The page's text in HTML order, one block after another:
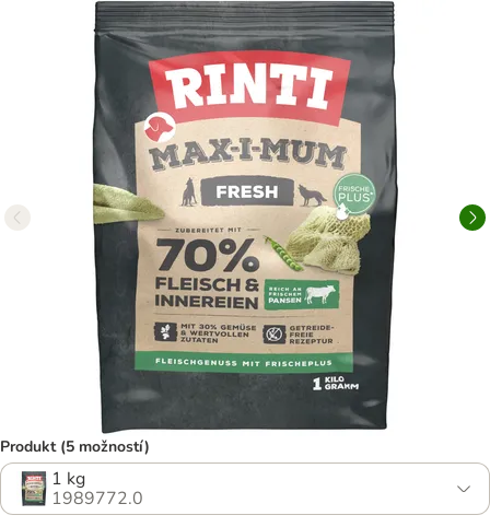
Produkt (5 možností)
1 kg
1989772.0